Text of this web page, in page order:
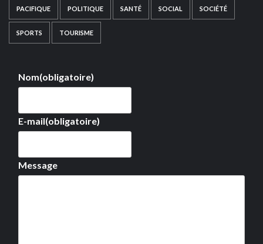
PACIFIQUE POLITIQUE SANTÉ SOCIAL SOCIÉTÉ
SPORTS TOURISME
Nom(obligatoire)
E-mail(obligatoire)
Message